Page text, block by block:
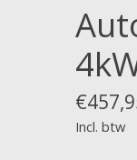
Incl. btw